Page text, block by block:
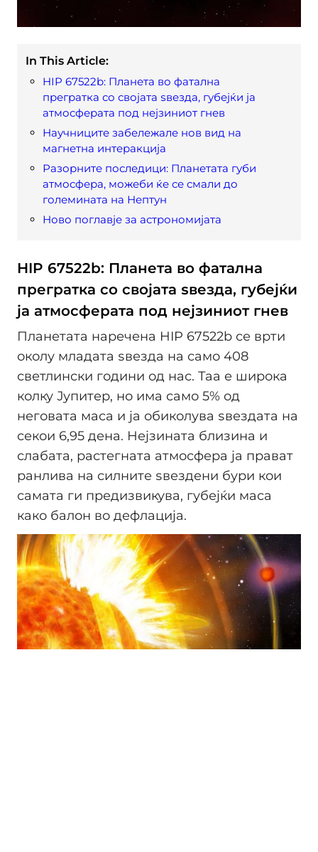
In This Article:
HIP 67522b: Планета во фатална
прегратка со својата ѕвезда, губејќи ја
атмосферата под нејзиниот гнев
Научниците забележале нов вид на
магнетна интеракција
Разорните последици: Планетата губи
атмосфера, можеби ќе се смали до
големината на Нептун
Ново поглавје за астрономијата
HIP 67522b: Планета во фатална
прегратка со својата ѕвезда, губејќи
ја атмосферата под нејзиниот гнев
Планетата наречена HIP 67522b се врти
околу младата ѕвезда на само 408
светлински години од нас. Таа е широка
колку Јупитер, но има само 5% од
неговата маса и ја обиколува ѕвездата на
секои 6,95 дена. Нејзината близина и
слабата, растегната атмосфера ја прават
ранлива на силните ѕвездени бури кои
самата ги предизвикува, губејќи маса
како балон во дефлација.